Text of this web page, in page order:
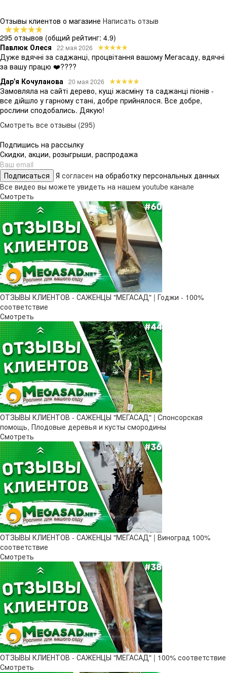
Отзывы клиентов о магазине Написать отзыв
295 отзывов (общий рейтинг: 4.9)
Павлюк Олеся
22 мая 2026
Дуже вдячні за саджанці, процвітання вашому Мегасаду, вдячні
за вашу працю ❤️????
Дар'я Кочуланова 20 мая 2026
Замовляла на сайті дерево, кущі жасміну та саджанці піонів -
все дійшло у гарному стані, добре прийнялося. Все добре,
рослини сподобались. Дякую!
Смотреть все отзывы (295)
Подпишись на рассылку
Скидки, акции, розыгрыши, распродажа
Подписаться Я согласен на обработку персональных данных
Все видео вы можете увидеть на нашем youtube канале
Смотреть
ОТЗЫВЫ КЛИЕНТОВ - САЖЕНЦЫ "МЕГАСАД" | Годжи - 100%
соответствие
Смотреть
ОТЗЫВЫ КЛИЕНТОВ - САЖЕНЦЫ "МЕГАСАД" | Cпонсорская
помощь, Плодовые деревья и кусты смородины
Смотреть
ОТЗЫВЫ КЛИЕНТОВ - САЖЕНЦЫ "МЕГАСАД" | Виноград 100%
соответствие
Смотреть
ОТЗЫВЫ КЛИЕНТОВ - САЖЕНЦЫ "МЕГАСАД" | 100% соответствие
Смотреть